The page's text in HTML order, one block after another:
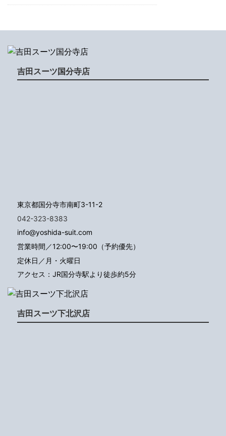
吉田スーツ国分寺店
東京都国分寺市南町3-11-2
042-323-8383
info@yoshida-suit.com
営業時間／12:00〜19:00（予約優先）
定休日／月・火曜日
アクセス：JR国分寺駅より徒歩約5分
吉田スーツ下北沢店